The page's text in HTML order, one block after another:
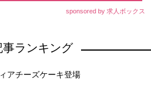
sponsored by 求人ボックス
事ランキング
アチーズケーキ登場